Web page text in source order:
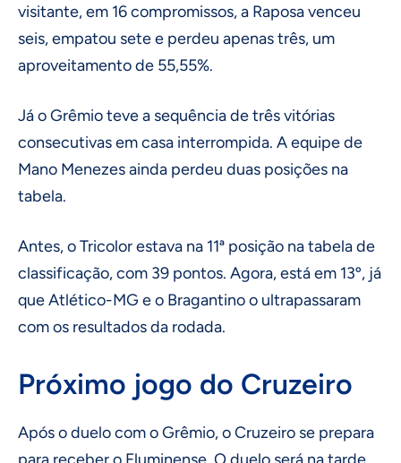
visitante, em 16 compromissos, a Raposa venceu
seis, empatou sete e perdeu apenas três, um
aproveitamento de 55,55%.
Já o Grêmio teve a sequência de três vitórias
consecutivas em casa interrompida. A equipe de
Mano Menezes ainda perdeu duas posições na
tabela.
Antes, o Tricolor estava na 11ª posição na tabela de
classificação, com 39 pontos. Agora, está em 13º, já
que Atlético-MG e o Bragantino o ultrapassaram
com os resultados da rodada.
Próximo jogo do Cruzeiro
Após o duelo com o Grêmio, o Cruzeiro se prepara